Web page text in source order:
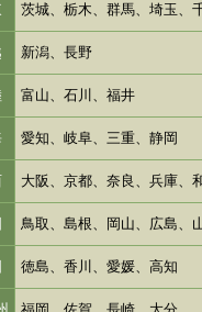
茨城、栃木、群馬、埼玉、
新潟、長野
富山、石川、福井
愛知、岐阜、三重、静岡
大阪、京都、奈良、兵庫、
鳥取、島根、岡山、広島、
徳島、香川、愛媛、高知